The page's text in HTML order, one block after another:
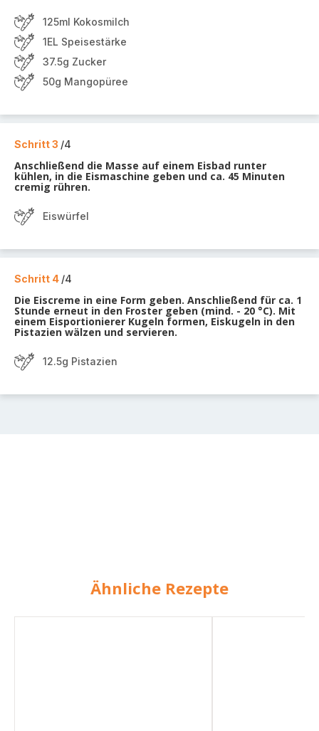
125ml Kokosmilch
1EL Speisestärke
37.5g Zucker
50g Mangopüree
Schritt 3 /4
Anschließend die Masse auf einem Eisbad runter
kühlen, in die Eismaschine geben und ca. 45 Minuten
cremig rühren.
Eiswürfel
Schritt 4 /4
Die Eiscreme in eine Form geben. Anschließend für ca. 1
Stunde erneut in den Froster geben (mind. - 20 °C). Mit
einem Eisportionierer Kugeln formen, Eiskugeln in den
Pistazien wälzen und servieren.
12.5g Pistazien
Ähnliche Rezepte